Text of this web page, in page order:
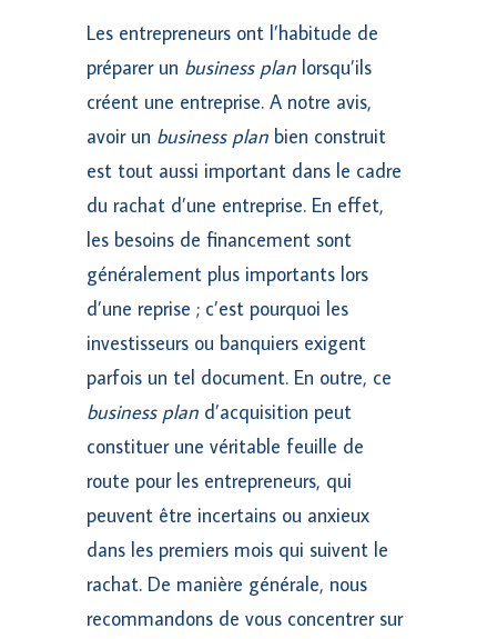
Les entrepreneurs ont l’habitude de
préparer un business planlorsqu’ils
créent une entreprise. A notre avis,
avoir un business plan bien construit
est tout aussi important dans le cadre
du rachat d’une entreprise. En effet,
les besoins de financement sont
généralement plus importants lors
d’une reprise ; c’est pourquoi les
investisseurs ou banquiers exigent
parfois un tel document. En outre, ce
business plan d’acquisition peut
constituer une véritable feuille de
route pour les entrepreneurs, qui
peuvent être incertains ou anxieux
dans les premiers mois qui suivent le
rachat. De manière générale, nous
recommandons de vous concentrer sur